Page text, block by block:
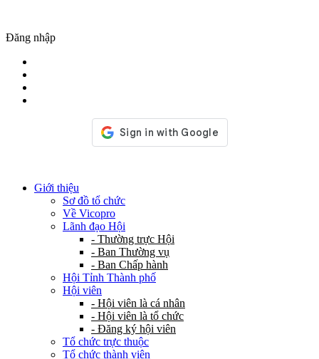
Đăng nhập
Giới thiệu
Sơ đồ tổ chức
Về Vicopro
Lãnh đạo Hội
- Thường trực Hội
- Ban Thường vụ
- Ban Chấp hành
Hội Tỉnh Thành phố
Hội viên
- Hội viên là cá nhân
- Hội viên là tổ chức
- Đăng ký hội viên
Tổ chức trực thuộc
Tổ chức thành viên